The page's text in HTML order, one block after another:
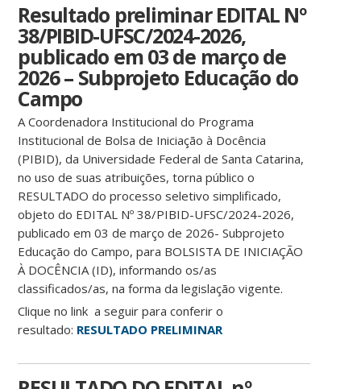
Resultado preliminar EDITAL Nº
38/PIBID-UFSC/2024-2026,
publicado em 03 de março de
2026 – Subprojeto Educação do
Campo
A Coordenadora Institucional do Programa
Institucional de Bolsa de Iniciação à Docência
(PIBID), da Universidade Federal de Santa Catarina,
no uso de suas atribuições, torna público o
RESULTADO do processo seletivo simplificado,
objeto do EDITAL Nº 38/PIBID-UFSC/2024-2026,
publicado em 03 de março de 2026- Subprojeto
Educação do Campo, para BOLSISTA DE INICIAÇÃO
À DOCÊNCIA (ID), informando os/as
classificados/as, na forma da legislação vigente.
Clique no link a seguir para conferir o
resultado: RESULTADO PRELIMINAR